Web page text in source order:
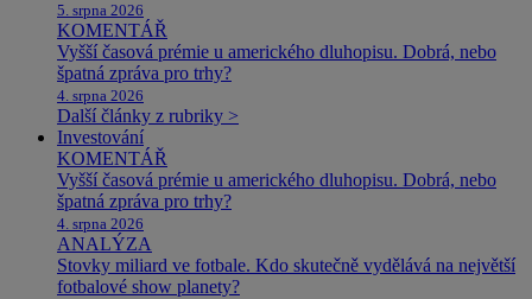
5. srpna 2026
KOMENTÁŘ
Vyšší časová prémie u amerického dluhopisu. Dobrá, nebo
špatná zpráva pro trhy?
4. srpna 2026
Další články z rubriky >
Investování
KOMENTÁŘ
Vyšší časová prémie u amerického dluhopisu. Dobrá, nebo
špatná zpráva pro trhy?
4. srpna 2026
ANALÝZA
Stovky miliard ve fotbale. Kdo skutečně vydělává na největší
fotbalové show planety?